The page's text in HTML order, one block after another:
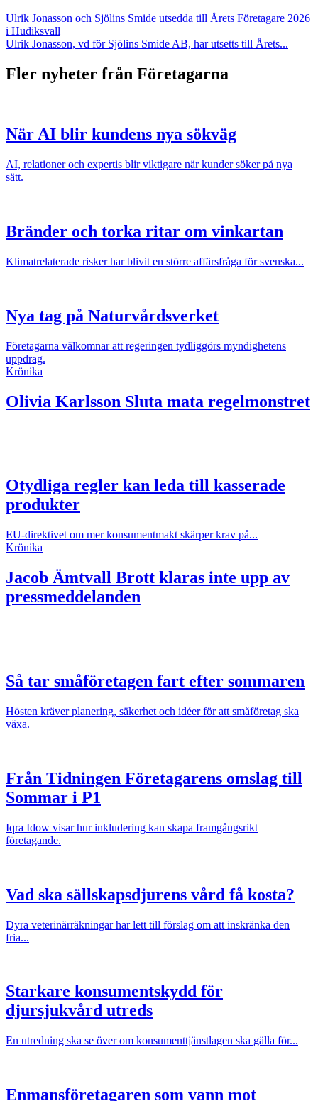
Ulrik Jonasson och Sjölins Smide utsedda till Årets Företagare 2026
i Hudiksvall
Ulrik Jonasson, vd för Sjölins Smide AB, har utsetts till Årets...
Fler nyheter från Företagarna
När AI blir kundens nya sökväg
AI, relationer och expertis blir viktigare när kunder söker på nya
sätt.
Bränder och torka ritar om vinkartan
Klimatrelaterade risker har blivit en större affärsfråga för svenska...
Nya tag på Naturvårdsverket
Företagarna välkomnar att regeringen tydliggörs myndighetens
uppdrag.
Krönika
Olivia Karlsson Sluta mata regelmonstret
Otydliga regler kan leda till kasserade
produkter
EU-direktivet om mer konsumentmakt skärper krav på...
Krönika
Jacob Ämtvall Brott klaras inte upp av
pressmeddelanden
Så tar småföretagen fart efter sommaren
Hösten kräver planering, säkerhet och idéer för att småföretag ska
växa.
Från Tidningen Företagarens omslag till
Sommar i P1
Iqra Idow visar hur inkludering kan skapa framgångsrikt
företagande.
Vad ska sällskapsdjurens vård få kosta?
Dyra veterinärräkningar har lett till förslag om att inskränka den
fria...
Starkare konsumentskydd för
djursjukvård utreds
En utredning ska se över om konsumenttjänstlagen ska gälla för...
Enmansföretagaren som vann mot